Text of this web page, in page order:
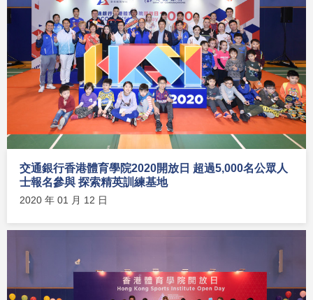
交通銀行香港體育學院2020開放日 超過5,000名公眾人
士報名參與 探索精英訓練基地
2020 年 01 月 12 日